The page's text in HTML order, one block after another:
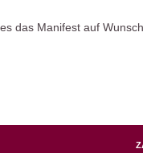
das Manifest auf